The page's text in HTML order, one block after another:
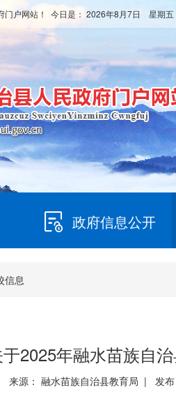
门户网站！ 今日是： 2026年8月7日 星期五
政府信息公开
信息
于2025年融水苗族自
来源： 融水苗族自治县教育局 | 发